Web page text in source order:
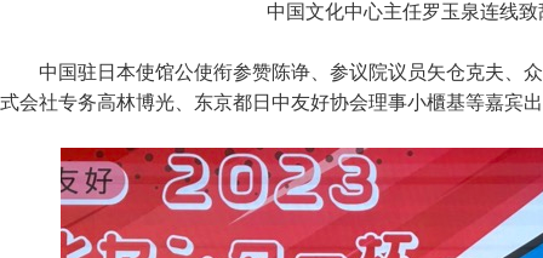
中国文化中心主任罗玉泉连线致
中国驻日本使馆公使衔参赞陈诤、参议院议员矢仓克夫、
式会社专务高林博光、东京都日中友好协会理事小櫃基等嘉宾